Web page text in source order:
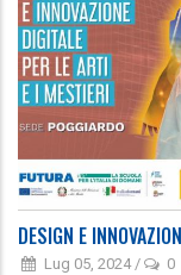
DESIGN E
Lug 05, 2024 / 0